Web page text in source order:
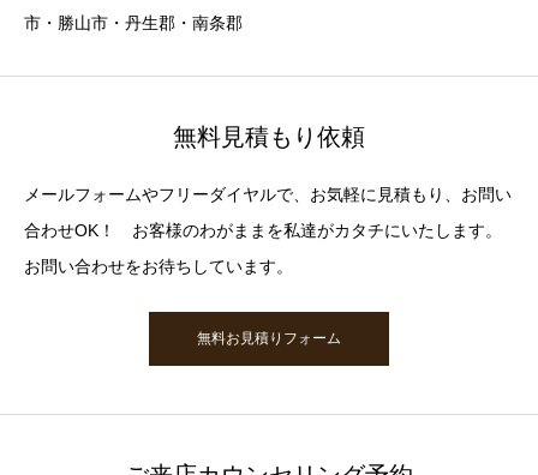
市・勝山市・丹生郡・南条郡
無料見積もり依頼
メールフォームやフリーダイヤルで、お気軽に見積もり、お問い
合わせOK！ お客様のわがままを私達がカタチにいたします。
お問い合わせをお待ちしています。
無料お見積りフォーム